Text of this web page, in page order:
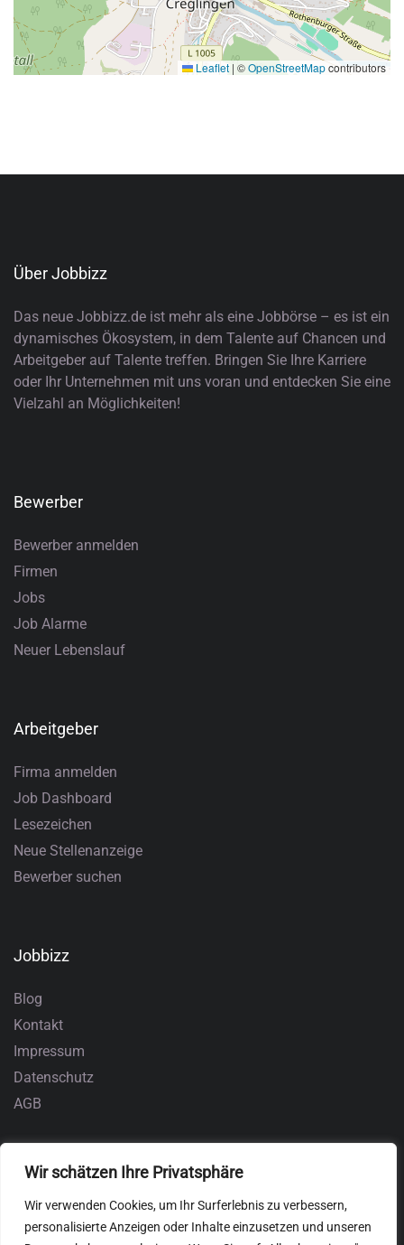
Wir schätzen Ihre Privatsphäre
Wir verwenden Cookies, um Ihr Surferlebnis zu verbessern,
personalisierte Anzeigen oder Inhalte einzusetzen und unseren
Leaflet | ©OpenStreetMapcontributors
Über Jobbizz
Das neue Jobbizz.de ist mehr als eine Jobbörse – es ist ein
dynamisches Ökosystem, in dem Talente auf Chancen und
Arbeitgeber auf Talente treffen. Bringen Sie Ihre Karriere
oder Ihr Unternehmen mit uns voran und entdecken Sie eine
Vielzahl an Möglichkeiten!
Bewerber
Bewerber anmelden
Firmen
Jobs
Job Alarme
Neuer Lebenslauf
Arbeitgeber
Firma anmelden
Job Dashboard
Lesezeichen
Neue Stellenanzeige
Bewerber suchen
Jobbizz
Blog
Kontakt
Impressum
Datenschutz
AGB